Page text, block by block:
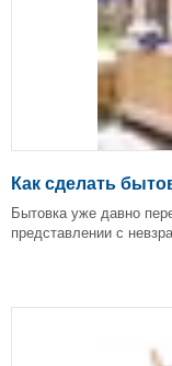
Как сделать
Бытовка уже давно
представлении с